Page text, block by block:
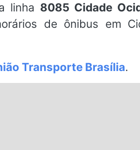
linha 8085 Cidade
de ônibus em
Transporte Brasília.